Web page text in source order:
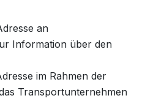
an
Information über den
im Rahmen der
Transportunternehmen